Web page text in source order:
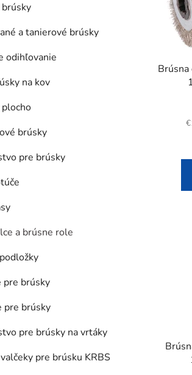
a tanierové brúsky
odihľovanie
na kov
brúsky
pre brúsky
a brúsne role
pre brúsky
pre brúsky
pre brúsky na vrtáky
pre brúsku KRBS